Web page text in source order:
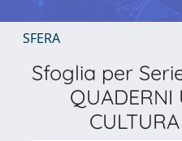
SFERA
Sfoglia per
QUADERNI